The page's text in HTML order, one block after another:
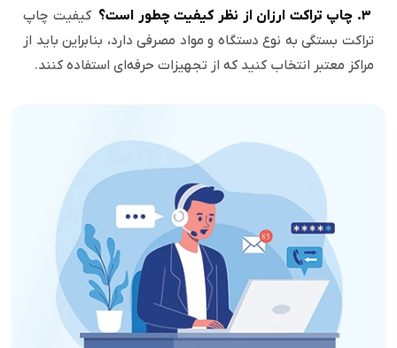
3. چاپ تراکت ارزان از نظر کیفیت چطور است؟
کیفیت چاپ
تراکت بستگی به نوع دستگاه و مواد مصرفی دارد، بنابراین باید از
مراکز معتبر انتخاب کنید که از تجهیزات حرفه‌ای استفاده کنند.